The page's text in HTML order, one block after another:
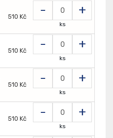
510 Kč - +
ks
510 Kč - +
ks
510 Kč - +
ks
510 Kč - +
ks